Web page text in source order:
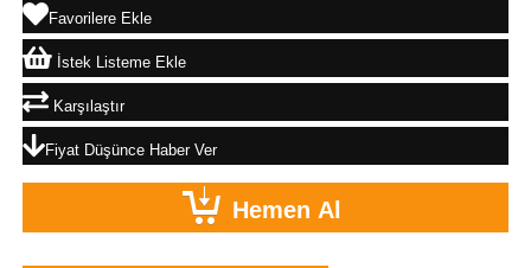
Favorilere Ekle
İstek Listeme Ekle
Karşılaştır
Fiyat Düşünce Haber Ver